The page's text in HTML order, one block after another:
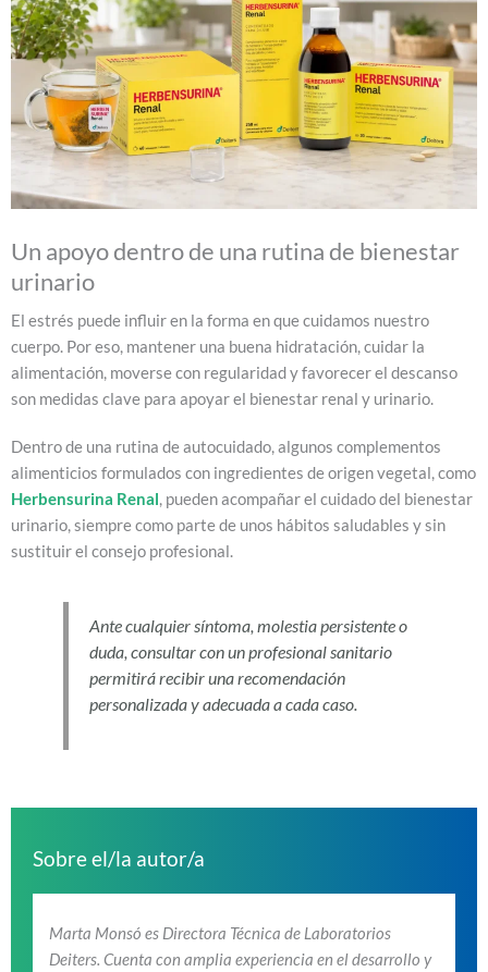
Un apoyo dentro de una rutina de bienestar
urinario
El estrés puede influir en la forma en que cuidamos nuestro
cuerpo. Por eso, mantener una buena hidratación, cuidar la
alimentación, moverse con regularidad y favorecer el descanso
son medidas clave para apoyar el bienestar renal y urinario.
Dentro de una rutina de autocuidado, algunos complementos
alimenticios formulados con ingredientes de origen vegetal, como
Herbensurina Renal, pueden acompañar el cuidado del bienestar
urinario, siempre como parte de unos hábitos saludables y sin
sustituir el consejo profesional.
Ante cualquier síntoma, molestia persistente o
duda, consultar con un profesional sanitario
permitirá recibir una recomendación
personalizada y adecuada a cada caso.
Sobre el/la autor/a
Marta Monsó es Directora Técnica de Laboratorios
Deiters. Cuenta con amplia experiencia en el desarrollo y